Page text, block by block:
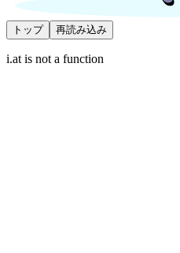
トップ 再読み込み
i.at is not a function